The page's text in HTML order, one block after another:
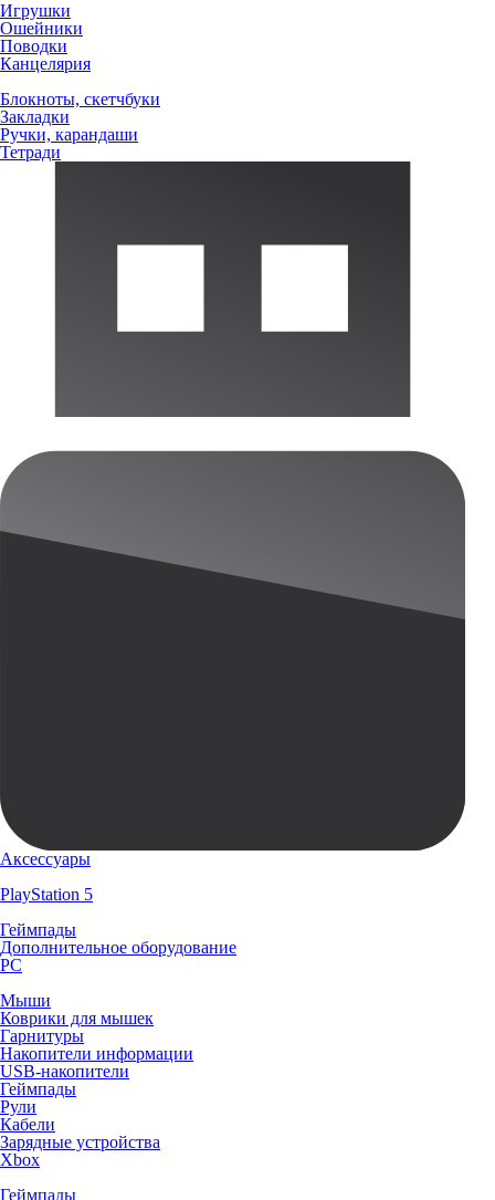
Игрушки
Ошейники
Поводки
Канцелярия
Блокноты, скетчбуки
Закладки
Ручки, карандаши
Тетради
Аксессуары
PlayStation 5
Геймпады
Дополнительное оборудование
PC
Мыши
Коврики для мышек
Гарнитуры
Накопители информации
USB-накопители
Геймпады
Рули
Кабели
Зарядные устройства
Xbox
Геймпады